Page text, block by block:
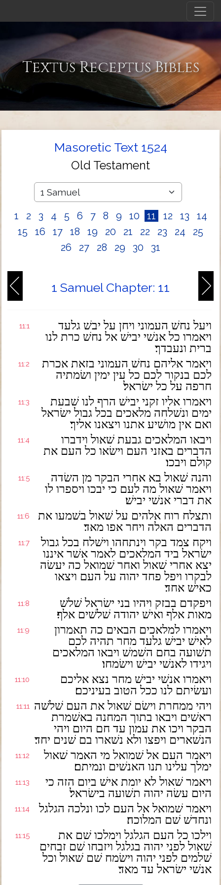
Textus Receptus Bibles
Masoretic Text 1524
Old Testament
1 2 3 4 5 6 7 8 9 10 11 12 13
14
15
16 17 18 19 20 21 22 23 24
25
26
27 28 29 30 31
1 Samuel Chapter: 11
11:1
ויעל נחשׁ העמוני ויחן על יבשׁ גלעד
ויאמרו כל אנשׁי יבישׁ אל נחשׁ כרת לנו
ברית ונעבדך׃
11:2
ויאמר אליהם נחשׁ העמוני בזאת אכרת
לכם בנקור לכם כל עין ימין ושׂמתיה
חרפה על כל ישׂראל׃
11:3
ויאמרו אליו זקני יבישׁ הרף לנו שׁבעת
ימים ונשׁלחה מלאכים בכל גבול ישׂראל
ואם אין מושׁיע אתנו ויצאנו אליך׃
11:4
ויבאו המלאכים גבעת שׁאול וידברו
הדברים באזני העם וישׂאו כל העם את
קולם ויבכו׃
11:5
והנה שׁאול בא אחרי הבקר מן השׂדה
ויאמר שׁאול מה לעם כי יבכו ויספרו לו
את דברי אנשׁי יבישׁ׃
11:6
ותצלח רוח אלהים על שׁאול בשׁמעו את
הדברים האלה ויחר אפו מאד׃
11:7
ויקח צמד בקר וינתחהו וישׁלח בכל גבול
ישׂראל ביד המלאכים לאמר אשׁר איננו
יצא אחרי שׁאול ואחר שׁמואל כה יעשׂה
לבקרו ויפל פחד יהוה על העם ויצאו
כאישׁ אחד׃
11:8
ויפקדם בבזק ויהיו בני ישׂראל שׁלשׁ
מאות אלף ואישׁ יהודה שׁלשׁים אלף׃
11:9
ויאמרו למלאכים הבאים כה תאמרון
לאישׁ יבישׁ גלעד מחר תהיה לכם
תשׁועה בחם השׁמשׁ ויבאו המלאכים
ויגידו לאנשׁי יבישׁ וישׂמחו׃
11:10
ויאמרו אנשׁי יבישׁ מחר נצא אליכם
ועשׂיתם לנו ככל הטוב בעיניכם׃
11:11 ויהי ממחרת וישׂם שׁאול את העם שׁלשׁה
ראשׁים ויבאו בתוך המחנה באשׁמרת
הבקר ויכו את עמון עד חם היום ויהי
הנשׁארים ויפצו ולא נשׁארו בם שׁנים יחד׃
11:12
ויאמר העם אל שׁמואל מי האמר שׁאול
ימלך עלינו תנו האנשׁים ונמיתם׃
11:13
ויאמר שׁאול לא יומת אישׁ ביום הזה כי
היום עשׂה יהוה תשׁועה בישׂראל׃
11:14
ויאמר שׁמואל אל העם לכו ונלכה הגלגל
ונחדשׁ שׁם המלוכה׃
11:15
וילכו כל העם הגלגל וימלכו שׁם את
שׁאול לפני יהוה בגלגל ויזבחו שׁם זבחים
שׁלמים לפני יהוה וישׂמח שׁם שׁאול וכל
אנשׁי ישׂראל עד מאד׃